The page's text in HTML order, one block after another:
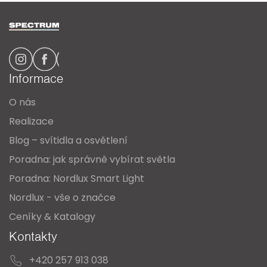
Informace
O nás
Realizace
Blog – svítidla a osvětlení
Poradna: jak správně vybírat světla
Poradna: Nordlux Smart Light
Nordlux - vše o značce
Ceníky & Katalogy
Kontakty
+420 257 913 038